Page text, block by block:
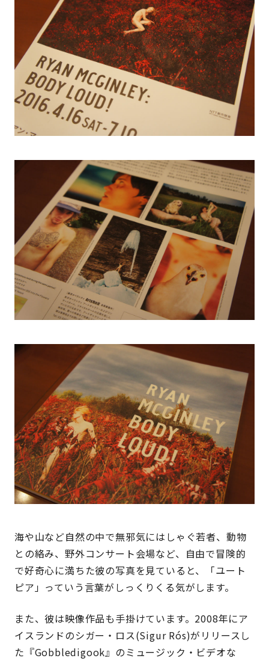
海や山など自然の中で無邪気にはしゃぐ若者、動物
との絡み、野外コンサート会場など、自由で冒険的
で好奇心に満ちた彼の写真を見ていると、「ユート
ピア」っていう言葉がしっくりくる気がします。
また、彼は映像作品も手掛けています。2008年にア
イスランドのシガー・ロス(Sigur Rós)がリリースし
た『Gobbledigook』のミュージック・ビデオな